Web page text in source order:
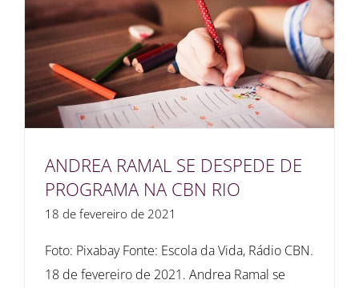
ANDREA RAMAL SE DESPEDE DE
PROGRAMA NA CBN RIO
18 de fevereiro de 2021
Foto: Pixabay Fonte: Escola da Vida, Rádio CBN.
18 de fevereiro de 2021. Andrea Ramal se